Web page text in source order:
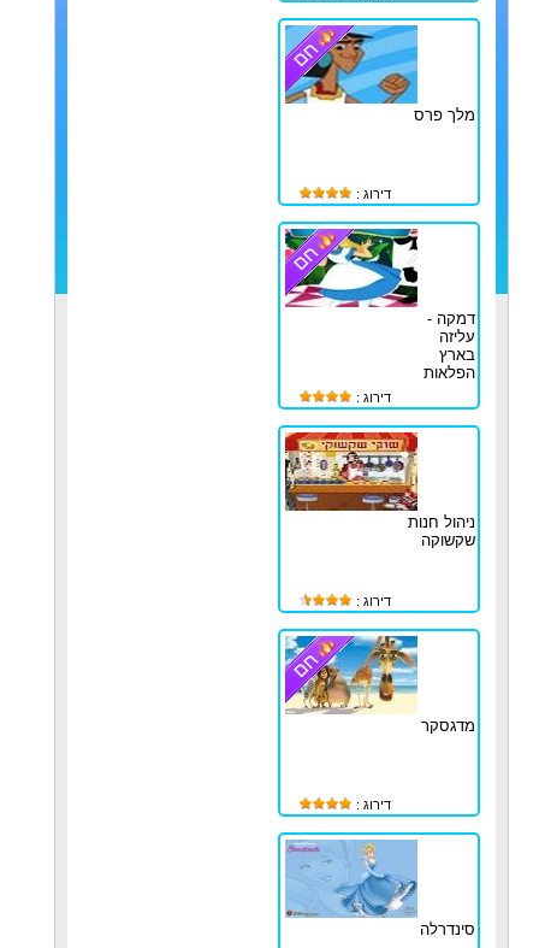
מלך פרס
דירוג :
דמקה -
עליזה
בארץ
הפלאות
דירוג :
ניהול חנות
שקשוקה
דירוג :
מדגסקר
דירוג :
סינדרלה